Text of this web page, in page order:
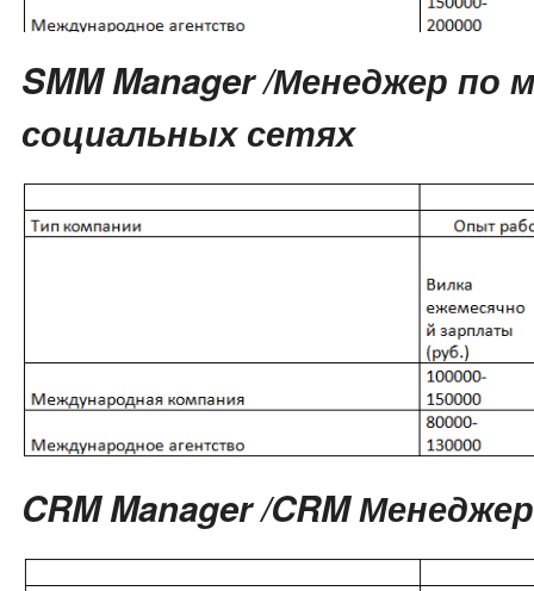
SMM Manager /Менеджер по
социальных сетях
CRM Manager /CRM Менеджер